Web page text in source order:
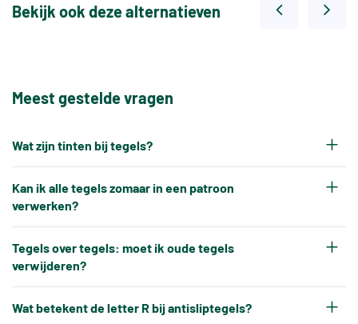
Bekijk ook deze alternatieven
Meest gestelde vragen
Wat zijn tinten bij tegels?
een eigen tintnummer. Omdat keramische tegels
een natuurproduct zijn en onder hoge
temperaturen worden gebakken, ontstaat er altijd
een klein kleurverschil tussen verschillende
productiebatches.
Bij een bijbestelling is het daarom belangrijk dat u
Kan ik alle tegels zomaar in een patroon
verwerken?
gewenst patroon worden verwerkt.
Tegels hebben altijd kleine, toegestane
maatverschillen, en bepaalde patronen kunnen
Tegels over tegels: moet ik oude tegels
verwijderen?
tegels te verwijderen. Nieuwe vloer- of
Wat betekent de letter R bij antisliptegels?